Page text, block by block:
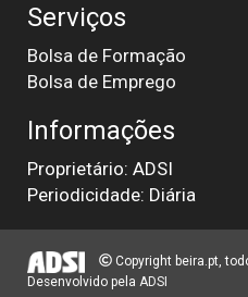
Serviços
Bolsa de Formação
Bolsa de Emprego
Informações
Proprietário: ADSI
Periodicidade: Diária
Copyright beira.pt,
Desenvolvido pela ADSI